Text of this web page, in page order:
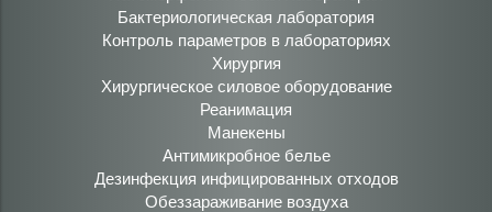
Бактериологическая лаборатория
Контроль параметров в лабораториях
Хирургия
Хирургическое силовое оборудование
Реанимация
Манекены
Антимикробное белье
Дезинфекция инфицированных отходов
Обеззараживание воздуха